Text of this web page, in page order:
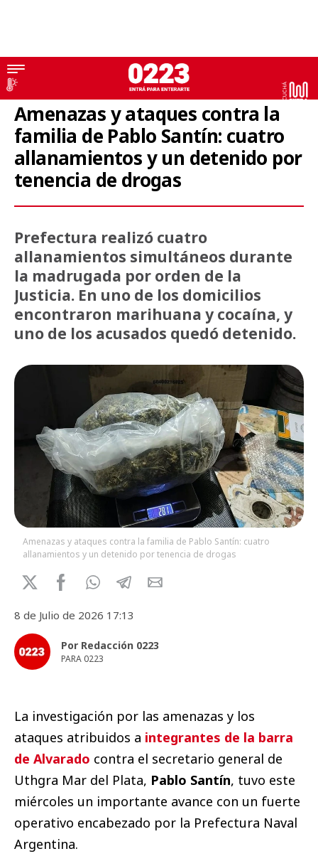
Uthgra
Amenazas y ataques contra la
familia de Pablo Santín: cuatro
allanamientos y un detenido por
tenencia de drogas
Prefectura realizó cuatro
allanamientos simultáneos durante
la madrugada por orden de la
Justicia. En uno de los domicilios
encontraron marihuana y cocaína, y
uno de los acusados quedó detenido.
Amenazas y ataques contra la familia de Pablo Santín: cuatro
allanamientos y un detenido por tenencia de drogas
8 de Julio de 2026 17:13
Por Redacción 0223
PARA 0223
La investigación por las amenazas y los
ataques atribuidos a integrantes de la barra
de Alvarado contra el secretario general de
Uthgra Mar del Plata, Pablo Santín, tuvo este
miércoles un importante avance con un fuerte
operativo encabezado por la Prefectura Naval
Argentina.